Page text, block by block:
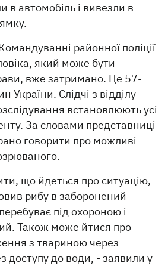
в автомобіль і вивезли в
районної поліції
який може бути
вже затримано. Це 57-
України. Слідчі з відділу
встановлюють усі
За словами представниці
говорити про можливі
що йдеться про ситуацію,
рибу в заборонений
під охороною і
Також може йтися про
з твариною через
доступу до води, - заявили у